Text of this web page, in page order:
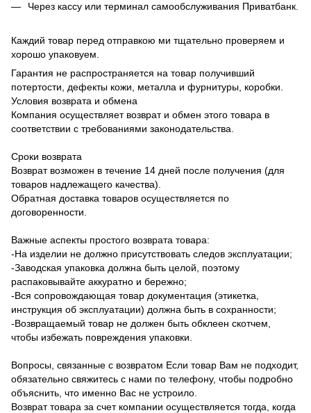
Через кассу или терминал самообслуживания Приватбанк.
Каждий товар перед отправкою ми тщательно проверяем и
хорошо упаковуем.
Гарантия не распространяется на товар получивший
потертости, дефекты кожи, металла и фурнитуры, коробки.
Условия возврата и обмена
Компания осуществляет возврат и обмен этого товара в
соответствии с требованиями законодательства.
Сроки возврата
Возврат возможен в течение 14 дней после получения (для
товаров надлежащего качества).
Обратная доставка товаров осуществляется по
договоренности.
Важные аспекты простого возврата товара:
-На изделии не должно присутствовать следов эксплуатации;
-Заводская упаковка должна быть целой, поэтому
распаковывайте аккуратно и бережно;
-Вся сопровождающая товар документация (этикетка,
инструкция об эксплуатации) должна быть в сохранности;
-Возвращаемый товар не должен быть обклеен скотчем,
чтобы избежать повреждения упаковки.
Вопросы, связанные с возвратом Если товар Вам не подходит,
обязательно свяжитесь с нами по телефону, чтобы подробно
объяснить, что именно Вас не устроило.
Возврат товара за счет компании осуществляется тогда, когда